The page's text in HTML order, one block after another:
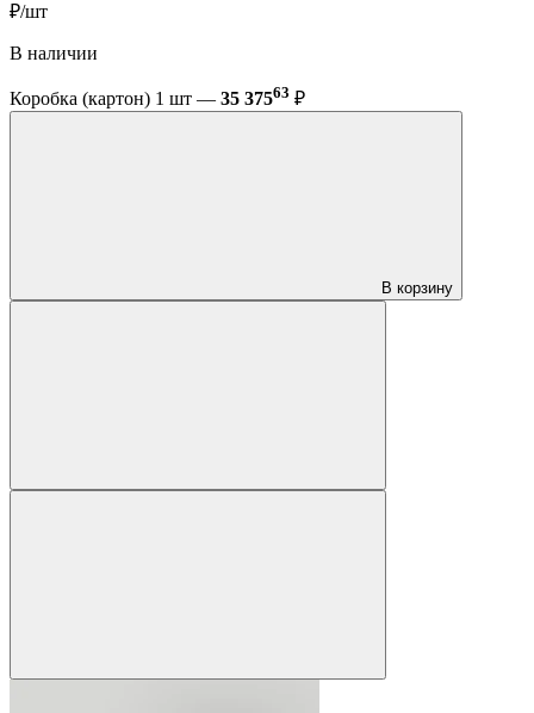
₽/шт
В наличии
Коробка (картон) 1 шт — 35 37563 ₽
В корзину